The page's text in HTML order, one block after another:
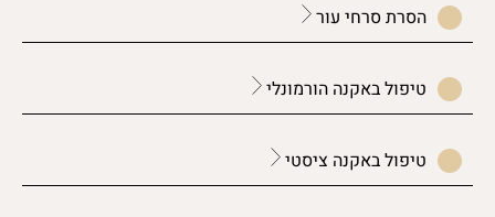
הסרת סרחי עור
טיפול באקנה הורמונלי
טיפול באקנה ציסטי